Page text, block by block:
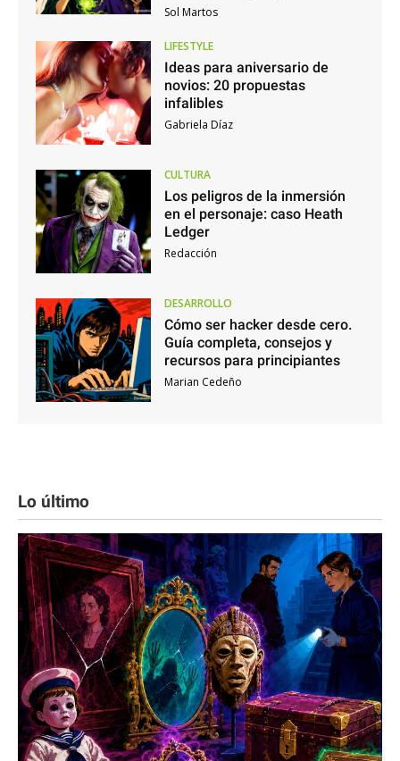
Sol Martos
LIFESTYLE
Ideas para aniversario de
novios: 20 propuestas
infalibles
Gabriela Díaz
CULTURA
Los peligros de la inmersión
en el personaje: caso Heath
Ledger
Redacción
DESARROLLO
Cómo ser hacker desde cero.
Guía completa, consejos y
recursos para principiantes
Marian Cedeño
Lo último